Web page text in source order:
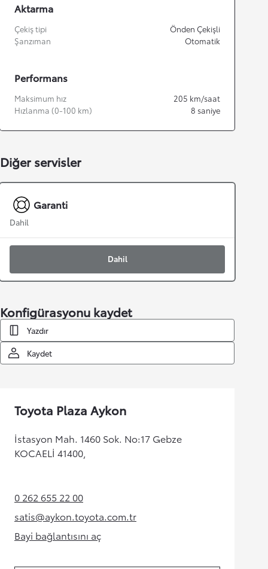
Aktarma
Çekiş tipi
Önden Çekişli
Şanzıman
Otomatik
Performans
Maksimum hız 205 km/saat
Hızlanma (0-100 km)
8 saniye
Diğer servisler
Garanti
Dahil
Dahil
Konfigürasyonu kaydet
Yazdır
Kaydet
Toyota Plaza Aykon
İstasyon Mah. 1460 Sok. No:17 Gebze
KOCAELİ 41400,
0 262 655 22 00(Opens in new tab)
satis@aykon.toyota.com.tr
(Opens in new tab)
Bayi bağlantısını aç
(Opens in new tab)